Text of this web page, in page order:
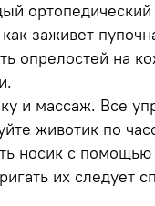
заживет
опрелостей на
и массаж. Все
животик по
носик с
их